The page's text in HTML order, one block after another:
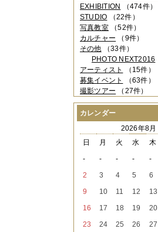
2022年07月（3件）
2022年05月（4件）
2022年04月（2件）
2022年03月
（5件）
2022年02月（3件）
2022年01月（3件）
2021年12月（2件）
2021年11月（3件）
2021年10月
（1件）
2021年08月
2021年07月（1件）
（3件）
2021年05月（2件）
2021年02月 （1件）
2020年12月（3件）
2020年11月 （6件）
2020年09月（5件）
EXHIBITION （474件）
STUDIO （22件）
写真教室（52件）
カルチャー （9件）
その他 （33件）
PHOTO NEXT2016
アーティスト
（15件）
募集イベント
（63件）
撮影ツアー （27件）
カレンダー
2026年8月
日
月 火 水 木
-
- - - -
2
3 4 5 6
9
10 11 12 13
16
17 18 19 20
23
24 25 26 27